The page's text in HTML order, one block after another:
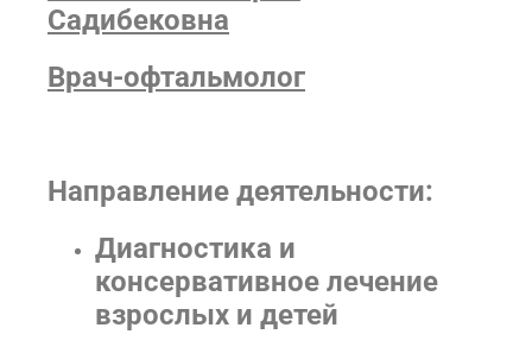
Садибековна
Врач-офтальмолог
Направление деятельности:
Диагностика и
консервативное лечение
взрослых и детей